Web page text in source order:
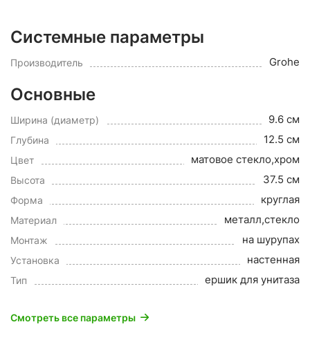
Системные параметры
Производитель Grohe
Основные
Ширина (диаметр) 9.6 см
Глубина 12.5 см
Цвет матовое стекло,хром
Высота 37.5 см
Форма круглая
Материал металл,стекло
Монтаж на шурупах
Установка настенная
Тип ершик для унитаза
Смотреть все параметры